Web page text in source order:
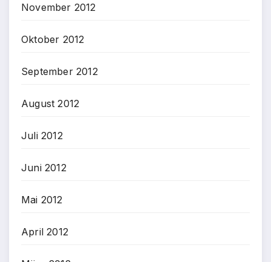
November 2012
Oktober 2012
September 2012
August 2012
Juli 2012
Juni 2012
Mai 2012
April 2012